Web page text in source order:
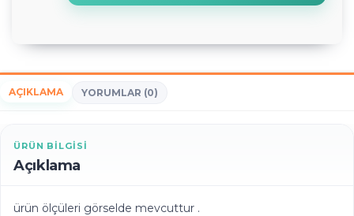
AÇIKLAMA YORUMLAR (0)
ÜRÜN BILGISI
Açıklama
ürün ölçüleri görselde mevcuttur .